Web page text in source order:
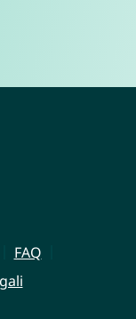
FAQ